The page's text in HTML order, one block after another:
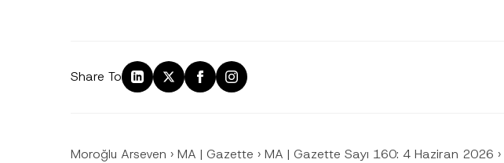
Share To
Moroğlu Arseven › MA | Gazette › MA | Gazette Sayı 160: 4 Haziran 2026 ›